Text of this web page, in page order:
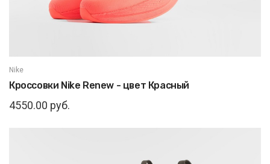
Nike
Кроссовки Nike Renew - цвет Красный
4550.00 руб.